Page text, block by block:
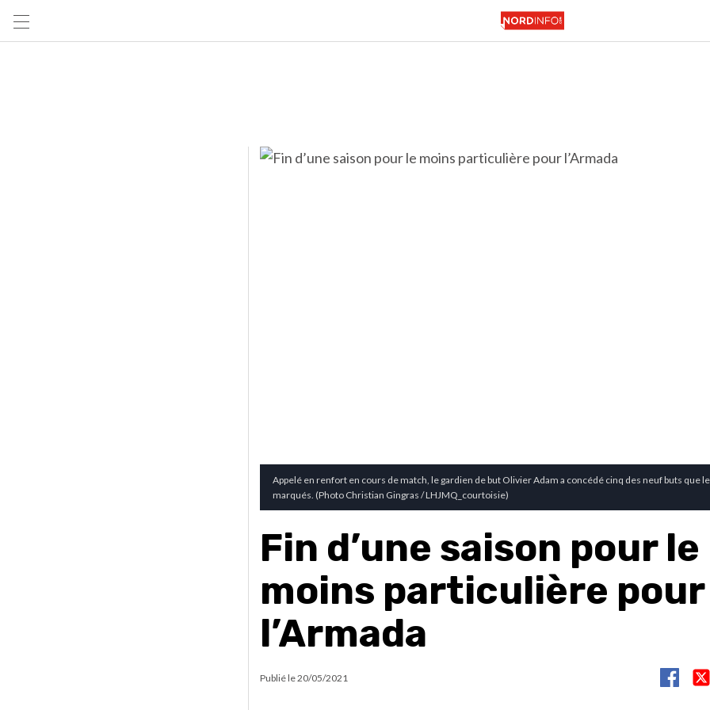
Appelé en renfort en cours de match, le gardien de but Olivier Adam a concédé cinq des neuf buts que
marqués. (Photo Christian Gingras / LHJMQ_courtoisie)
Fin d’une saison pour le
moins particulière pour
l’Armada
Publié le20/05/2021